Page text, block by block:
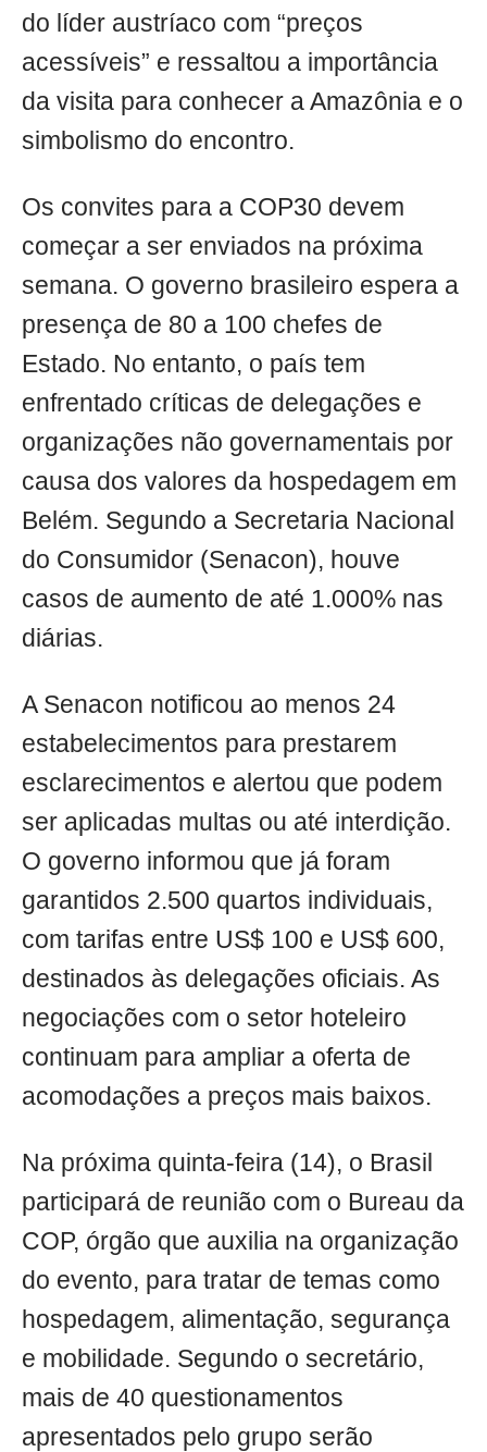
do líder austríaco com “preços
acessíveis” e ressaltou a importância
da visita para conhecer a Amazônia e o
simbolismo do encontro.
Os convites para a COP30 devem
começar a ser enviados na próxima
semana. O governo brasileiro espera a
presença de 80 a 100 chefes de
Estado. No entanto, o país tem
enfrentado críticas de delegações e
organizações não governamentais por
causa dos valores da hospedagem em
Belém. Segundo a Secretaria Nacional
do Consumidor (Senacon), houve
casos de aumento de até 1.000% nas
diárias.
A Senacon notificou ao menos 24
estabelecimentos para prestarem
esclarecimentos e alertou que podem
ser aplicadas multas ou até interdição.
O governo informou que já foram
garantidos 2.500 quartos individuais,
com tarifas entre US$ 100 e US$ 600,
destinados às delegações oficiais. As
negociações com o setor hoteleiro
continuam para ampliar a oferta de
acomodações a preços mais baixos.
Na próxima quinta-feira (14), o Brasil
participará de reunião com o Bureau da
COP, órgão que auxilia na organização
do evento, para tratar de temas como
hospedagem, alimentação, segurança
e mobilidade. Segundo o secretário,
mais de 40 questionamentos
apresentados pelo grupo serão